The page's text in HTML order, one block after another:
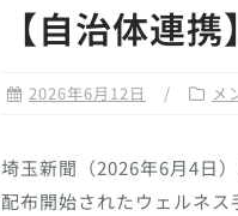
【自治体連
2026年6月12日 メ
埼玉新聞（2026年6月4日
配布開始されたウェルネス